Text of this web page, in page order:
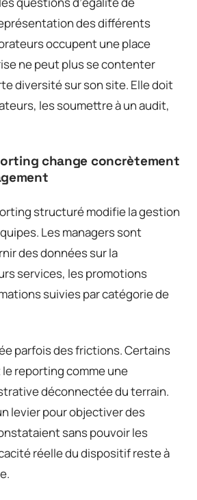
des différents
occupent une place
ne peut plus se contenter
diversité sur son site. Elle doit
les soumettre à un audit,
change concrètement
structuré modifie la gestion
Les managers sont
des données sur la
services, les promotions
suivies par catégorie de
parfois des frictions. Certains
reporting comme une
déconnectée du terrain.
levier pour objectiver des
sans pouvoir les
réelle du dispositif reste à